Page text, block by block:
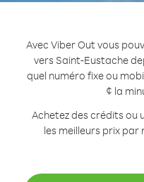
Avec Viber Out vous
vers Saint-Eustache
quel numéro fixe ou
¢ la
Achetez des crédits ou
les meilleurs prix